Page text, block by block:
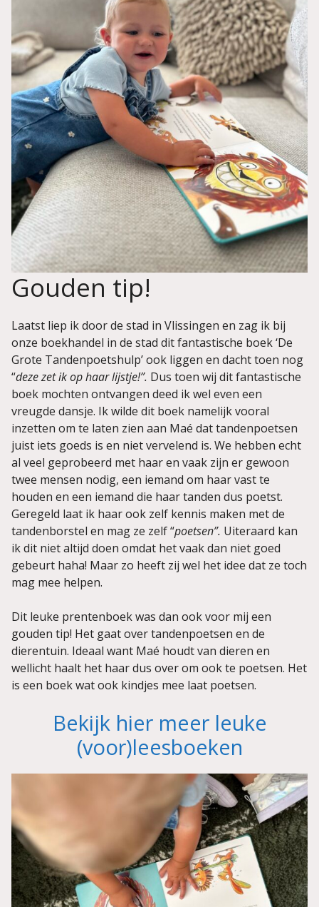
Gouden tip!
Laatst liep ik door de stad in Vlissingen en zag ik bij
onze boekhandel in de stad dit fantastische boek ‘De
Grote Tandenpoetshulp’ ook liggen en dacht toen nog
“deze zet ik op haar lijstje!”. Dus toen wij dit fantastische
boek mochten ontvangen deed ik wel even een
vreugde dansje. Ik wilde dit boek namelijk vooral
inzetten om te laten zien aan Maé dat tandenpoetsen
juist iets goeds is en niet vervelend is. We hebben echt
al veel geprobeerd met haar en vaak zijn er gewoon
twee mensen nodig, een iemand om haar vast te
houden en een iemand die haar tanden dus poetst.
Geregeld laat ik haar ook zelf kennis maken met de
tandenborstel en mag ze zelf “poetsen”. Uiteraard kan
ik dit niet altijd doen omdat het vaak dan niet goed
gebeurt haha! Maar zo heeft zij wel het idee dat ze toch
mag mee helpen.
Dit leuke prentenboek was dan ook voor mij een
gouden tip! Het gaat over tandenpoetsen en de
dierentuin. Ideaal want Maé houdt van dieren en
wellicht haalt het haar dus over om ook te poetsen. Het
is een boek wat ook kindjes mee laat poetsen.
Bekijk hier meer leuke
(voor)leesboeken